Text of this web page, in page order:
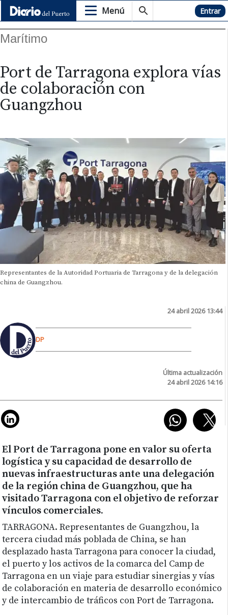
Menú Hemeroteca Entrar
Marítimo
Port de Tarragona explora vías
de colaboración con
Guangzhou
Representantes de la Autoridad Portuaria de Tarragona y de la delegación
china de Guangzhou.
24 abril 2026 13:44
DP
Última actualización
24 abril 2026 14:16
El Port de Tarragona pone en valor su oferta
logística y su capacidad de desarrollo de
nuevas infraestructuras ante una delegación
de la región china de Guangzhou, que ha
visitado Tarragona con el objetivo de reforzar
vínculos comerciales.
TARRAGONA. Representantes de Guangzhou, la
tercera ciudad más poblada de China, se han
desplazado hasta Tarragona para conocer la ciudad,
el puerto y los activos de la comarca del Camp de
Tarragona en un viaje para estudiar sinergias y vías
de colaboración en materia de desarrollo económico
y de intercambio de tráficos con Port de Tarragona.